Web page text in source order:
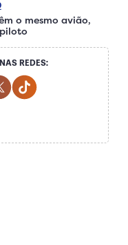
o mesmo avião,
REDES:
Media
Social Media
Social Media
Twitter Social Media
Tiktok Social
Social Media